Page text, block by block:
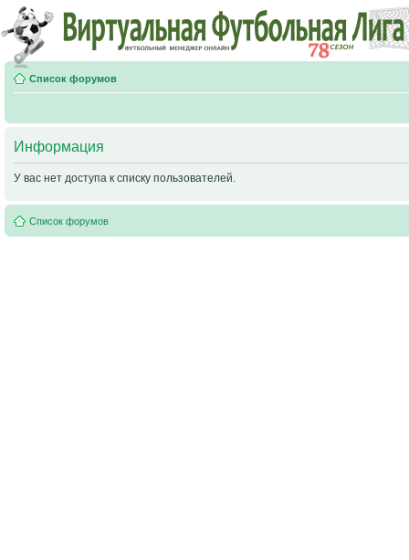
Список форумов
Информация
У вас нет доступа к списку пользователей.
Список форумов